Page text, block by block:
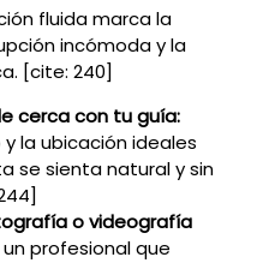
fluida marca la
incómoda y la
[cite: 240]
cerca con tu guía:
la ubicación ideales
se sienta natural y sin
o videografía
profesional que